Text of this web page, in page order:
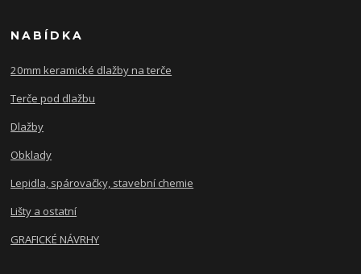
NABÍDKA
20mm keramické dlažby na terče
Terče pod dlažbu
Dlažby
Obklady
Lepidla, spárovačky, stavební chemie
Lišty a ostatní
GRAFICKÉ NÁVRHY